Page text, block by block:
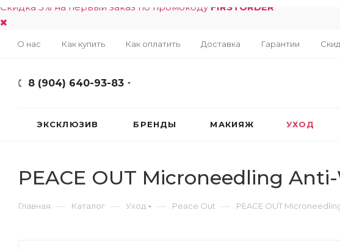
Скидка 5% на первый заказ по промокоду FIRSTORDER
О нас Как купить Как оплатить Доставка Гарантии
8 (904) 640-93-83
ЭКСКЛЮЗИВ БРЕНДЫ МАКИЯЖ УХОД
PEACE OUT Microneedling
Главная — Каталог — Уход — Peace Out — PEACE OUT